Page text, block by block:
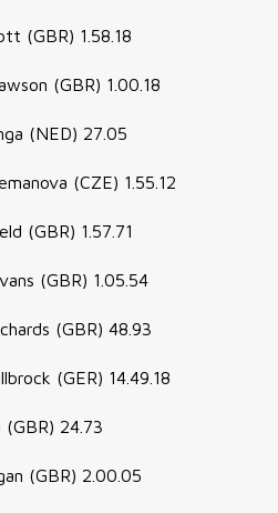
(GBR) 1.58.18
(GBR) 1.00.18
(NED) 27.05
(CZE) 1.55.12
(GBR) 1.57.71
(GBR) 1.05.54
(GBR) 48.93
(GER) 14.49.18
24.73
(GBR) 2.00.05